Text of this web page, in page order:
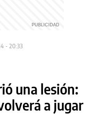
- 20:33
una lesión:
a jugar